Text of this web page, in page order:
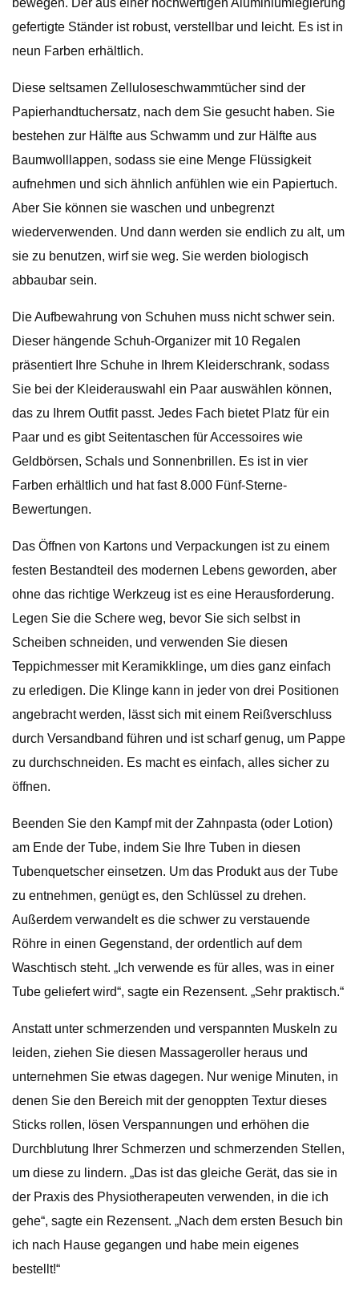
bewegen. Der aus einer hochwertigen Aluminiumlegierung
gefertigte Ständer ist robust, verstellbar und leicht. Es ist in
neun Farben erhältlich.
Diese seltsamen Zelluloseschwammtücher sind der
Papierhandtuchersatz, nach dem Sie gesucht haben. Sie
bestehen zur Hälfte aus Schwamm und zur Hälfte aus
Baumwolllappen, sodass sie eine Menge Flüssigkeit
aufnehmen und sich ähnlich anfühlen wie ein Papiertuch.
Aber Sie können sie waschen und unbegrenzt
wiederverwenden. Und dann werden sie endlich zu alt, um
sie zu benutzen, wirf sie weg. Sie werden biologisch
abbaubar sein.
Die Aufbewahrung von Schuhen muss nicht schwer sein.
Dieser hängende Schuh-Organizer mit 10 Regalen
präsentiert Ihre Schuhe in Ihrem Kleiderschrank, sodass
Sie bei der Kleiderauswahl ein Paar auswählen können,
das zu Ihrem Outfit passt. Jedes Fach bietet Platz für ein
Paar und es gibt Seitentaschen für Accessoires wie
Geldbörsen, Schals und Sonnenbrillen. Es ist in vier
Farben erhältlich und hat fast 8.000 Fünf-Sterne-
Bewertungen.
Das Öffnen von Kartons und Verpackungen ist zu einem
festen Bestandteil des modernen Lebens geworden, aber
ohne das richtige Werkzeug ist es eine Herausforderung.
Legen Sie die Schere weg, bevor Sie sich selbst in
Scheiben schneiden, und verwenden Sie diesen
Teppichmesser mit Keramikklinge, um dies ganz einfach
zu erledigen. Die Klinge kann in jeder von drei Positionen
angebracht werden, lässt sich mit einem Reißverschluss
durch Versandband führen und ist scharf genug, um Pappe
zu durchschneiden. Es macht es einfach, alles sicher zu
öffnen.
Beenden Sie den Kampf mit der Zahnpasta (oder Lotion)
am Ende der Tube, indem Sie Ihre Tuben in diesen
Tubenquetscher einsetzen. Um das Produkt aus der Tube
zu entnehmen, genügt es, den Schlüssel zu drehen.
Außerdem verwandelt es die schwer zu verstauende
Röhre in einen Gegenstand, der ordentlich auf dem
Waschtisch steht. „Ich verwende es für alles, was in einer
Tube geliefert wird“, sagte ein Rezensent. „Sehr praktisch.“
Anstatt unter schmerzenden und verspannten Muskeln zu
leiden, ziehen Sie diesen Massageroller heraus und
unternehmen Sie etwas dagegen. Nur wenige Minuten, in
denen Sie den Bereich mit der genoppten Textur dieses
Sticks rollen, lösen Verspannungen und erhöhen die
Durchblutung Ihrer Schmerzen und schmerzenden Stellen,
um diese zu lindern. „Das ist das gleiche Gerät, das sie in
der Praxis des Physiotherapeuten verwenden, in die ich
gehe“, sagte ein Rezensent. „Nach dem ersten Besuch bin
ich nach Hause gegangen und habe mein eigenes
bestellt!“